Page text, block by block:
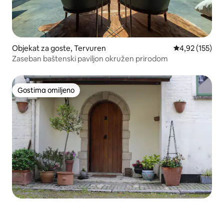
Objekat za goste, Tervuren Prosečna
4,92 (155)
Zaseban baštenski paviljon okružen prirodom
Gostima omiljeno
Gostima omiljeno